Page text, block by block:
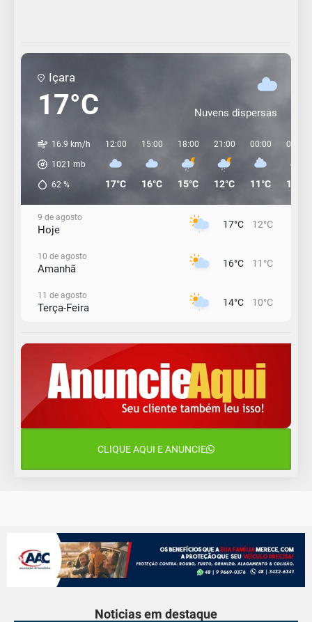
Içara
17°C Nuvens dispersas
16.9 km/h
1021 mb
62 %
12:00
17°C
15:00
16°C
18:00
15°C
21:00
12°C
00:00
11°C
03:00
11°C
9 de agosto
Hoje 17°C 12°C
10 de agosto
Amanhã 16°C 11°C
11 de agosto
Terça-Feira 14°C 10°C
Quarta-Feira 15°C 11°C
13 de agosto
Quinta-Feira
CLIQUE AQUI E ANUNCIE
Noticias em destaque